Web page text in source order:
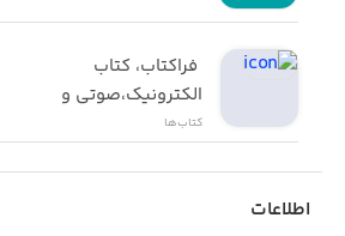
چاپی
کتاب‌ها
اطلاعات